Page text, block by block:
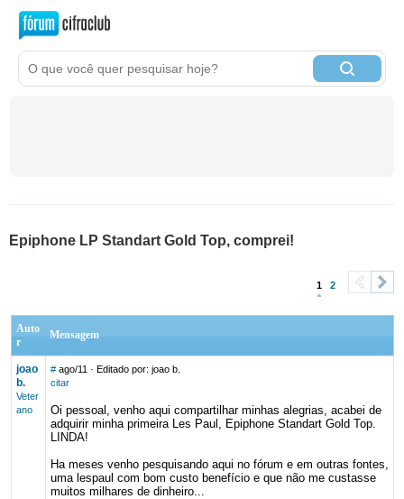
Epiphone LP Standart Gold Top, comprei!
1 2
Auto
r
Mensagem
joao
b.
Veter
ano
# ago/11 · Editado por: joao b.
citar
Oi pessoal, venho aqui compartilhar minhas alegrias, acabei de
adquirir minha primeira Les Paul, Epiphone Standart Gold Top.
LINDA!
Ha meses venho pesquisando aqui no fórum e em outras fontes,
uma lespaul com bom custo benefício e que não me custasse
muitos milhares de dinheiro...